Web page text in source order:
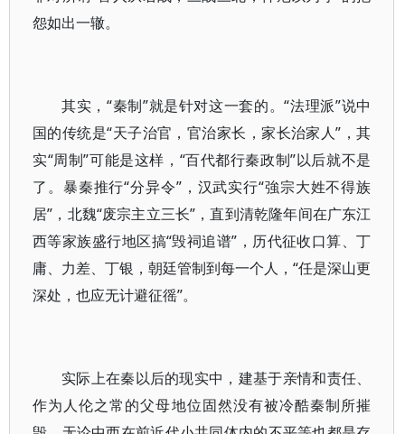
怨如出一辙。
其实，“秦制”就是针对这一套的。“法理派”说中
国的传统是“天子治官，官治家长，家长治家人”，其
实“周制”可能是这样，“百代都行秦政制”以后就不是
了。暴秦推行“分异令”，汉武实行“強宗大姓不得族
居”，北魏“废宗主立三长”，直到清乾隆年间在广东江
西等家族盛行地区搞“毁祠追谱”，历代征收口算、丁
庸、力差、丁银，朝廷管制到每一个人，“任是深山更
深处，也应无计避征徭”。
实际上在秦以后的现实中，建基于亲情和责任、
作为人伦之常的父母地位固然没有被冷酷秦制所摧